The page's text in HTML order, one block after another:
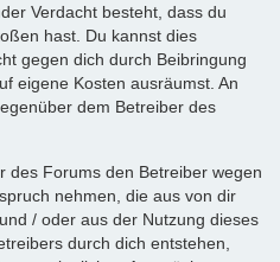
Verdacht besteht, dass du
hast. Du kannst dies
gegen dich durch Beibringung
eigene Kosten ausräumst. An
dem Betreiber des
des Forums den Betreiber wegen
nehmen, die aus von dir
/ oder aus der Nutzung dieses
durch dich entstehen,